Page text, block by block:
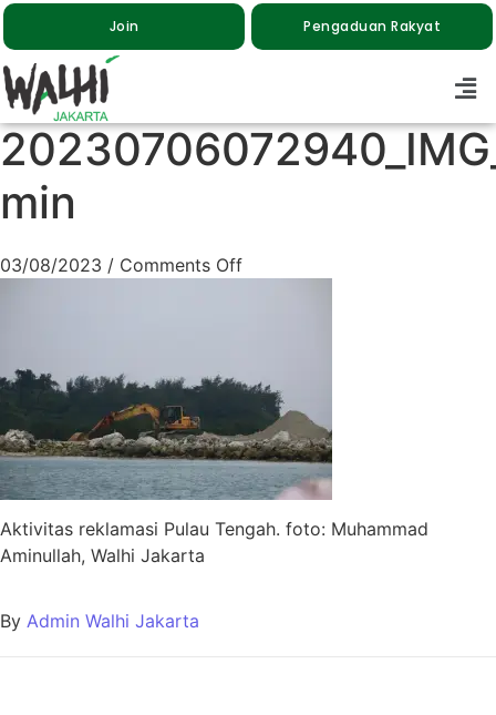
Join Pengaduan Rakyat
min
03/08/2023 / Comments Off
Aktivitas reklamasi Pulau Tengah. foto: Muhammad
Aminullah, Walhi Jakarta
By Admin Walhi Jakarta